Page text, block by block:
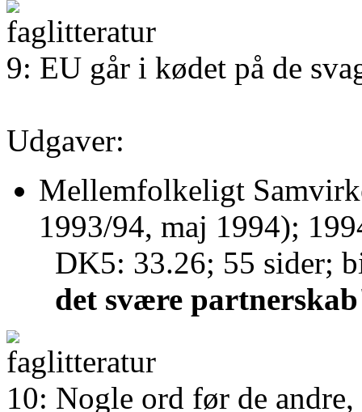
9: EU går i kødet på de
Udgaver:
Mellemfolkeligt
1993/94, maj 1994);
DK5: 33.26; 55 sider;
det svære
10: Nogle ord før de